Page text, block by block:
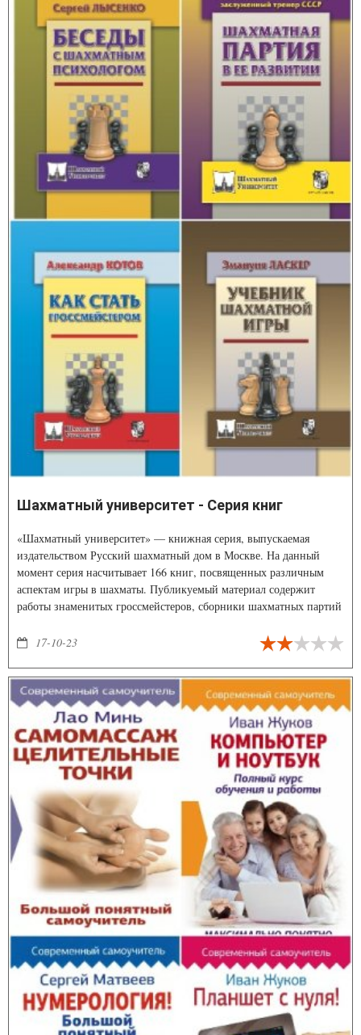
Шахматный университет - Серия книг
«Шахматный университет» — книжная серия, выпускаемая
издательством Русский шахматный дом в Москве. На данный
момент серия насчитывает 166 книг, посвященных различным
аспектам игры в шахматы. Публикуемый материал содержит
работы знаменитых гроссмейстеров, сборники шахматных партий
разрядников, многое другое. Серия книг адресована самому
17-10-23